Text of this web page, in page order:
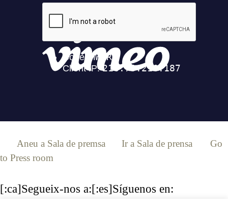
Aneu a Sala de premsa Ir a Sala de prensa
Go
to Press room
[:ca]Segueix-nos a:[:es]Síguenos en: